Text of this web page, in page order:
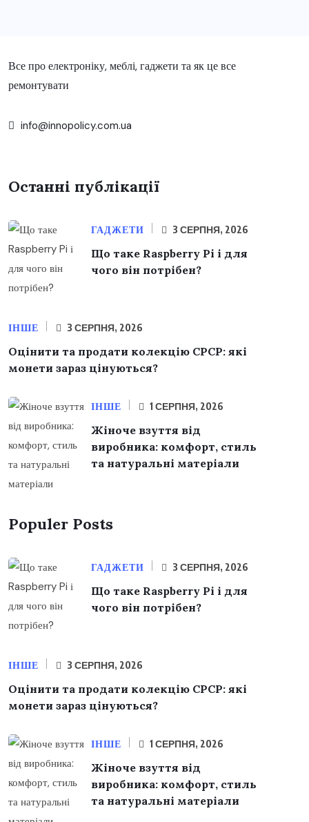
Все про електроніку, меблі, гаджети та як це все
ремонтувати
info@innopolicy.com.ua
Останні публікації
ГАДЖЕТИ 3 СЕРПНЯ, 2026
Що таке Raspberry Pi і для
чого він потрібен?
ІНШЕ 3 СЕРПНЯ, 2026
Оцінити та продати колекцію СРСР: які
монети зараз цінуються?
ІНШЕ 1 СЕРПНЯ, 2026
Жіноче взуття від
виробника: комфорт, стиль
та натуральні матеріали
Populer Posts
ГАДЖЕТИ 3 СЕРПНЯ, 2026
Що таке Raspberry Pi і для
чого він потрібен?
ІНШЕ 3 СЕРПНЯ, 2026
Оцінити та продати колекцію СРСР: які
монети зараз цінуються?
ІНШЕ 1 СЕРПНЯ, 2026
Жіноче взуття від
виробника: комфорт, стиль
та натуральні матеріали